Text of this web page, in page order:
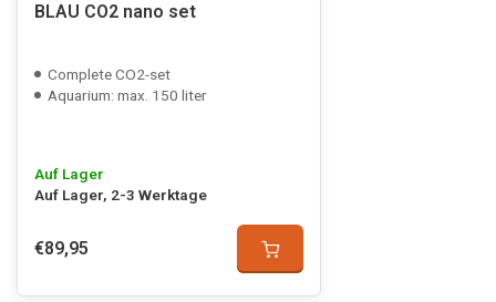
BLAU CO2 nano set
Complete CO2-set
Aquarium: max. 150 liter
Auf Lager
Auf Lager, 2-3 Werktage
€89,95